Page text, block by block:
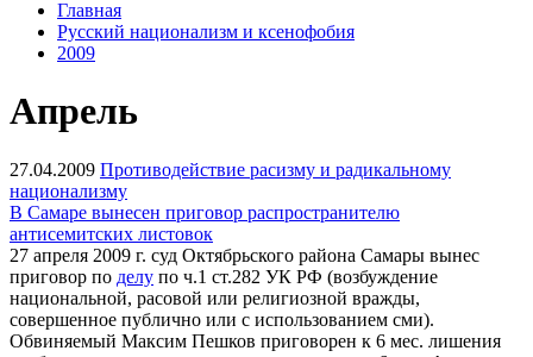
Главная
Русский национализм и ксенофобия
2009
Апрель
27.04.2009 Противодействие расизму и радикальному
национализму
В Самаре вынесен приговор распространителю
антисемитских листовок
27 апреля 2009 г. суд Октябрьского района Самары вынес
приговор по делу по ч.1 ст.282 УК РФ (возбуждение
национальной, расовой или религиозной вражды,
совершенное публично или с использованием сми).
Обвиняемый Максим Пешков приговорен к 6 мес. лишения